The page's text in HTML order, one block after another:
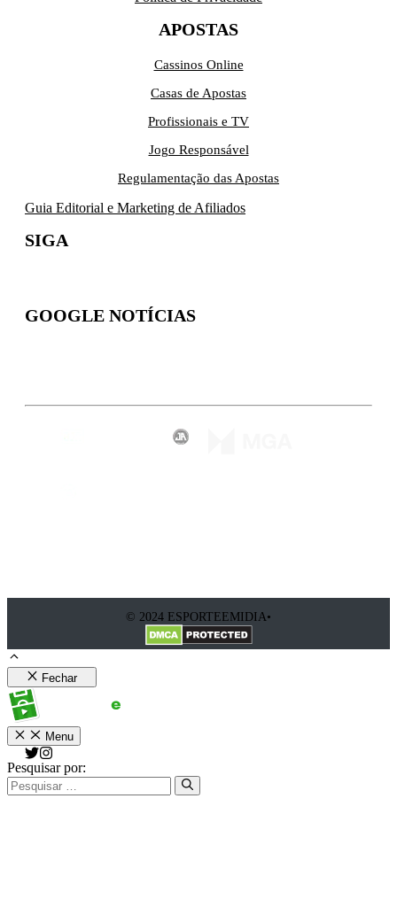
APOSTAS
Cassinos Online
Casas de Apostas
Profissionais e TV
Jogo Responsável
Regulamentação das Apostas
Guia Editorial e Marketing de Afiliados
SIGA
GOOGLE NOTÍCIAS
© 2024 ESPORTEEMIDIA•
Fechar
Menu
Pesquisar por: